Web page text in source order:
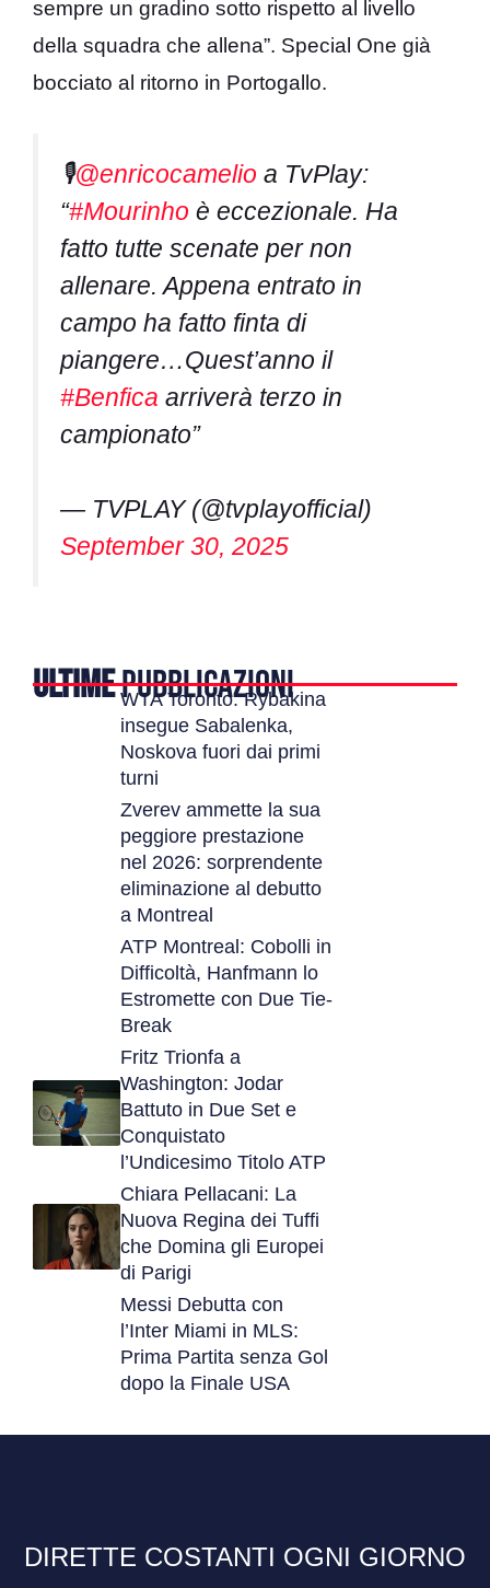
sempre un gradino sotto rispetto al livello
della squadra che allena”. Special One già
bocciato al ritorno in Portogallo.
🎙️@enricocamelio a TvPlay:
“#Mourinho è eccezionale. Ha
fatto tutte scenate per non
allenare. Appena entrato in
campo ha fatto finta di
piangere…Quest’anno il
#Benfica arriverà terzo in
campionato”
— TVPLAY (@tvplayofficial)
September 30, 2025
ULTIMEPUBBLICAZIONI
WTA Toronto: Rybakina
insegue Sabalenka,
Noskova fuori dai primi
turni
Zverev ammette la sua
peggiore prestazione
nel 2026: sorprendente
eliminazione al debutto
a Montreal
ATP Montreal: Cobolli in
Difficoltà, Hanfmann lo
Estromette con Due Tie-
Break
Fritz Trionfa a
Washington: Jodar
Battuto in Due Set e
Conquistato
l’Undicesimo Titolo ATP
Chiara Pellacani: La
Nuova Regina dei Tuffi
che Domina gli Europei
di Parigi
Messi Debutta con
l’Inter Miami in MLS:
Prima Partita senza Gol
dopo la Finale USA
DIRETTE COSTANTI OGNI GIORNO